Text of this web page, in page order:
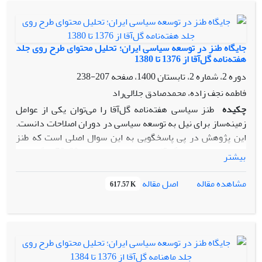
و نظریه‌ی شکاف‌های اجتماعی استفاده می‌شود، نگارنده بر این نظر
است که ویژگی‌هایی همچون ناآگاهی توده‌ها، بالانشینی
روشنفکران و کوتاهی آنان در همراه‌سازی توده‌ها و از سوی دیگر
تعارضات ایدئولوژیک و رقابت‌های غیرنهادمند نخبگان و احزاب به
ناکامی منجر شد.
جایگاه طنز در توسعه سیاسی ایران؛ تحلیل محتوای طرح روی جلد
هفته‌نامه گل‌آقا از 1376 تا 1380
دوره 2، شماره 2، تابستان 1400، صفحه
207-238
فاطمه نجف زاده، محمدصادق جلالی‌راد
چکیده طنز سیاسی هفته‌نامه گل‌آقا را می‌توان یکی از عوامل
زمینه‌ساز برای نیل به توسعه سیاسی در دوران اصلاحات دانست.
این پژوهش در پی پاسخگویی به این سوال اصلی است که طنز
توسعه‌ی سیاسی ایران تأثیرگذار بوده است. فرضیه‌‌ای که بر
اساس مطالعه بررسی شد این است که "طنز سیاسی هفته‌نامه
گل‌آقا بستر انتقادپذیری و تسامح و در نتیجه ارتقاء توسعه سیاسی
انجام گرفته و به این نتیجه رسید که طنز سیاسی با توجه به دارا
بودن محورهای مشترک با شاخص‌های توسعه سیاسی و در نتیجه
بیشتر
مشاهده مقاله
اصل مقاله 617.57 K